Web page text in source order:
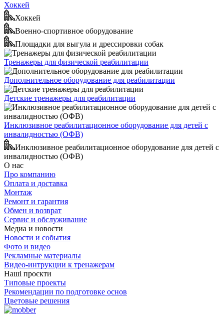
Хоккей
Хоккей
Военно-спортивное оборудование
Площадки для выгула и дрессировки собак
Тренажеры для физической реабилитации
Дополнительное оборудование для реабилитации
Детские тренажеры для реабилитации
Инклюзивное реабилитационное оборудование для детей с
инвалидностью (ОФВ)
Инклюзивное реабилитационное оборудование для детей с
инвалидностью (ОФВ)
О нас
Про компанию
Оплата и доставка
Монтаж
Ремонт и гарантия
Обмен и возврат
Сервис и обслуживание
Медиа и новости
Новости и события
Фото и видео
Рекламные материалы
Видео-интрукции к тренажерам
Наші проєкти
Типовые проекты
Рекомендации по подготовке основ
Цветовые решения